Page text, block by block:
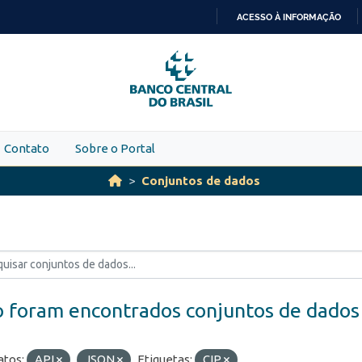
PARA
O
CONTEÚDO
ACESSO À INFORMAÇÃO
Contato Sobre o Portal
Conjuntos de dados
foram encontrados conjuntos de dados
API JSON Etiquetas: CIP